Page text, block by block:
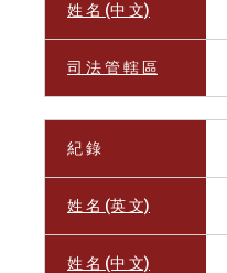
姓 名 (中 文)
司 法 管 轄 區
紀 錄
姓 名 (英 文)
姓 名 (中 文)